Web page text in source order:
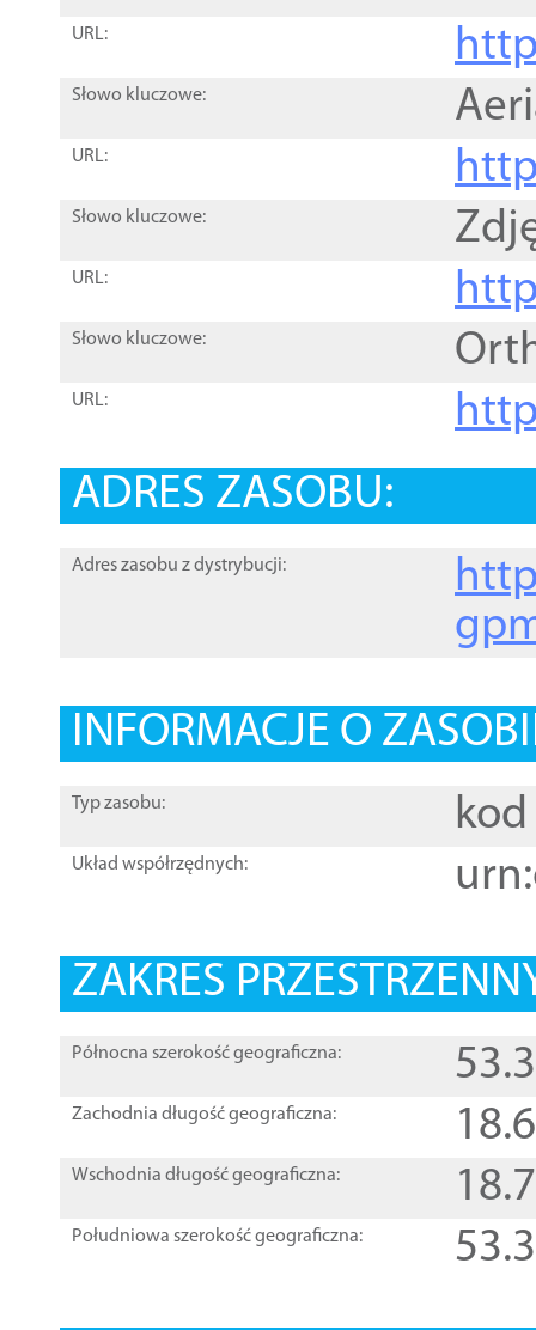
URL:
Słowo kluczowe:
URL:
Słowo kluczowe:
URL:
Słowo kluczowe:
URL:
ADRES ZASOBU:
Adres zasobu z dystrybucji:
INFORMACJE O
Typ zasobu: kod
Układ współrzędnych:
ZAKRES
Północna szerokość geograficzna:
Zachodnia długość geograficzna:
Wschodnia długość geograficzna:
Południowa szerokość geograficzna: